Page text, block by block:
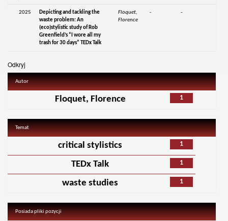
2025
Depicting and tackling the
waste problem: An
(eco)stylistic study of Rob
Greenfield’s “I wore all my
trash for 30 days” TEDx Talk
Floquet,
Florence
- -
Odkryj
Autor
1
Floquet, Florence
Temat
1
critical stylistics
1
TEDx Talk
1
waste studies
Posiada pliki pozycji